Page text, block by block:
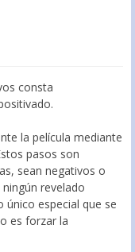
consta
la película mediante
pasos son
sean negativos o
revelado
especial que se
es forzar la